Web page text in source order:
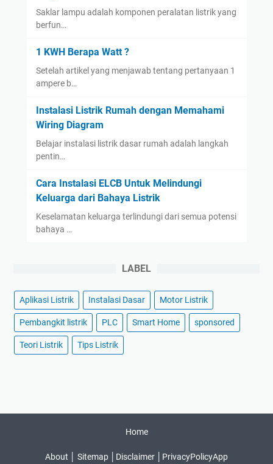
Saklar lampu adalah komponen peralatan listrik yang
berfun…
1 KWH Berapa Watt ?
Setelah artikel yang menjawab tentang pertanyaan 1
ampere b…
Instalasi Listrik Rumah dengan Memahami
Wiring Diagram
Belajar instalasi listrik dasar rumah adalah langkah
pentin…
Cara Instalasi ELCB Untuk Melindungi
Keluarga dari Bahaya Listrik
Keselamatan keluarga terlindungi dari semua potensi
bahaya …
LABEL
Aplikasi Listrik Instalasi Dasar Motor Listrik
Pembangkit listrik PLC Smart Home sponsored
Teori Listrik Tips Listrik
Home
About Sitemap Disclaimer PrivacyPolicyApp